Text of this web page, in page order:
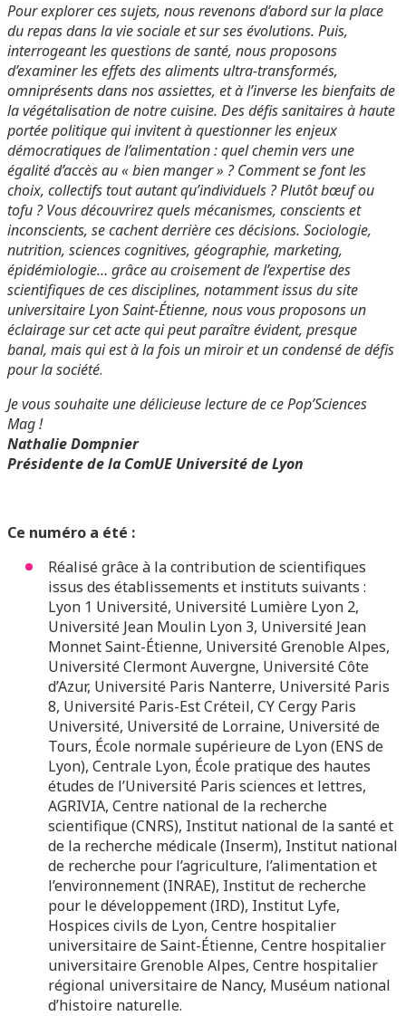
Pour explorer ces sujets, nous revenons d’abord sur la place
du repas dans la vie sociale et sur sesévolutions. Puis,
interrogeant les questions de santé, nous proposons
d’examiner les effets des aliments ultra-transformés,
omniprésents dans nos assiettes, et à l’inverse les bienfaits de
la végétalisation de notrecuisine. Des défis sanitaires à haute
portée politique qui invitent à questionner les enjeux
démocratiquesde l’alimentation : quel chemin vers une
égalité d’accès au « bien manger » ? Comment se font les
choix, collectifs tout autant qu’individuels ? Plutôt bœuf ou
tofu ? Vous découvrirez quels mécanismes, conscients et
inconscients, se cachent derrière ces décisions. Sociologie,
nutrition, sciences cognitives, géographie, marketing,
épidémiologie… grâce au croisement de l’expertise des
scientifiques de ces disciplines, notamment issus du site
universitaire Lyon Saint-Étienne, nous vous proposons un
éclairage sur cet acte qui peut paraître évident, presque
banal, mais qui est à la fois un miroir et un condensé de défis
pour la société.
Je vous souhaite une délicieuse lecture de ce Pop’Sciences
Mag !
Nathalie Dompnier
Présidente de la ComUE Université de Lyon
Ce numéro a été :
Réalisé grâce à la contribution de scientifiques
issus des établissements et instituts suivants :
Lyon 1 Université, Université Lumière Lyon 2,
Université Jean Moulin Lyon 3, Université Jean
Monnet Saint-Étienne, Université Grenoble Alpes,
Université Clermont Auvergne, Université Côte
d’Azur, Université Paris Nanterre, Université Paris
8, Université Paris-Est Créteil, CY Cergy Paris
Université, Université de Lorraine, Université de
Tours, École normale supérieure de Lyon (ENS de
Lyon), Centrale Lyon, École pratique des hautes
études de l’Université Paris sciences et lettres,
AGRIVIA, Centre national de la recherche
scientifique (CNRS), Institut national de la santé et
de la recherche médicale (Inserm), Institut national
de recherche pour l’agriculture, l’alimentation et
l’environnement (INRAE), Institut de recherche
pour le développement (IRD), Institut Lyfe,
Hospices civils de Lyon, Centre hospitalier
universitaire de Saint-Étienne, Centre hospitalier
universitaire Grenoble Alpes, Centre hospitalier
régional universitaire de Nancy, Muséum national
d’histoire naturelle.